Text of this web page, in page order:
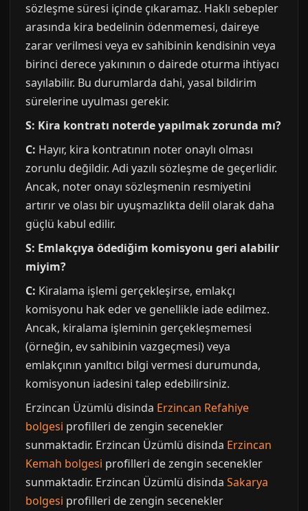
sözleşme süresi içinde çıkaramaz. Haklı sebepler
arasında kira bedelinin ödenmemesi, daireye
zarar verilmesi veya ev sahibinin kendisinin veya
birinci derece yakınının o dairede oturma ihtiyacı
sayılabilir. Bu durumlarda dahi, yasal bildirim
sürelerine uyulması gerekir.
S: Kira kontratı noterde yapılmak zorunda mı?
C: Hayır, kira kontratının noter onaylı olması
zorunlu değildir. Adi yazılı sözleşme de geçerlidir.
Ancak, noter onayı sözleşmenin resmiyetini
artırır ve olası bir uyuşmazlıkta delil olarak daha
güçlü kabul edilir.
S: Emlakçıya ödediğim komisyonu geri alabilir
miyim?
C: Kiralama işlemi gerçekleşirse, emlakçı
komisyonu hak eder ve genellikle iade edilmez.
Ancak, kiralama işleminin gerçekleşmemesi
(örneğin, ev sahibinin vazgeçmesi) veya
emlakçının yanıltıcı bilgi vermesi durumunda,
komisyonun iadesini talep edebilirsiniz.
Erzincan Üzümlü disinda Erzincan Refahiye
bolgesi profilleri de zengin secenekler
sunmaktadir. Erzincan Üzümlü disinda Erzincan
Kemah bolgesi profilleri de zengin secenekler
sunmaktadir. Erzincan Üzümlü disinda Sakarya
bolgesi profilleri de zengin secenekler